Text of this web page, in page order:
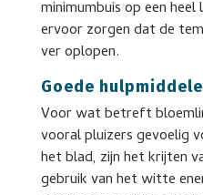
minimumbuis op een
ervoor zorgen dat de
ver oplopen.
Goede
Voor wat betreft
vooral pluizers gevoelig
het blad, zijn het krijten
gebruik van het witte